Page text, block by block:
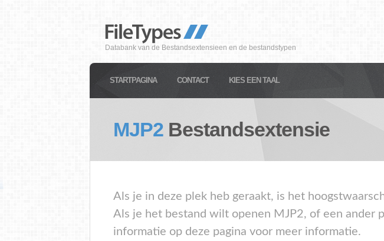
Databank van de Bestandsextensieen en de bestandstypen
STARTPAGINA CONTACT KIES EEN TAAL
MJP2 Bestandsextensie
Als je in deze plek heb geraakt, is het
Als je het bestand wilt openen MJP2, of een ander
informatie op deze pagina voor meer informatie.